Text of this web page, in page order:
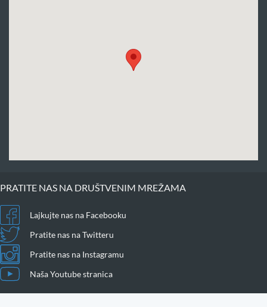
PRATITE NAS NA DRUŠTVENIM MREŽAMA
Lajkujte nas na Facebooku
Pratite nas na Twitteru
Pratite nas na Instagramu
Naša Youtube stranica